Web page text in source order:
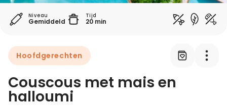
Leer koken als een chef
Kooktips & blogs
Niveau
Gemiddeld
Tijd
20 min
Hoofdgerechten
Couscous met mais en
halloumi